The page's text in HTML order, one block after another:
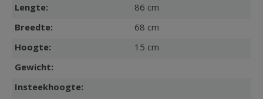
Lengte:
86 cm
Breedte:
68 cm
Hoogte:
15 cm
Gewicht:
Insteekhoogte: